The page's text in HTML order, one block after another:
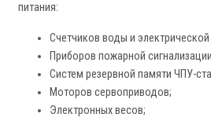
питания:
Счетчиков воды и электрической
Приборов пожарной
Систем резервной памяти ЧПУ-
Моторов сервоприводов;
Электронных весов;